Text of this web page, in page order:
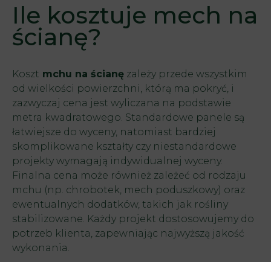
Ile kosztuje mech na
ścianę?
Koszt mchu na ścianę zależy przede wszystkim
od wielkości powierzchni, którą ma pokryć, i
zazwyczaj cena jest wyliczana na podstawie
metra kwadratowego. Standardowe panele są
łatwiejsze do wyceny, natomiast bardziej
skomplikowane kształty czy niestandardowe
projekty wymagają indywidualnej wyceny.
Finalna cena może również zależeć od rodzaju
mchu (np. chrobotek, mech poduszkowy) oraz
ewentualnych dodatków, takich jak rośliny
stabilizowane. Każdy projekt dostosowujemy do
potrzeb klienta, zapewniając najwyższą jakość
wykonania.